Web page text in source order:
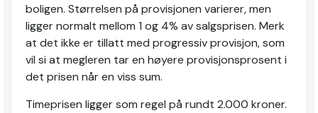
boligen. Størrelsen på provisjonen varierer, men
ligger normalt mellom 1 og 4% av salgsprisen. Merk
at det ikke er tillatt med progressiv provisjon, som
vil si at megleren tar en høyere provisjonsprosent i
det prisen når en viss sum.
Timeprisen ligger som regel på rundt 2.000 kroner.